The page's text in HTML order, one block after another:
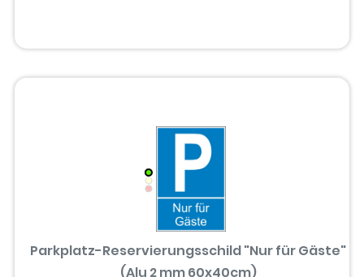
Parkplatz-Reservierungsschild "Nur für Gäste"
(Alu 2 mm 60x40cm)